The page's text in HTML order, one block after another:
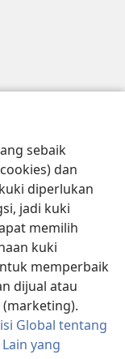
sebaik
dan
diperlukan
jadi kuki
memilih
kuki
memperbaik
dijual atau
Global tentang
yang